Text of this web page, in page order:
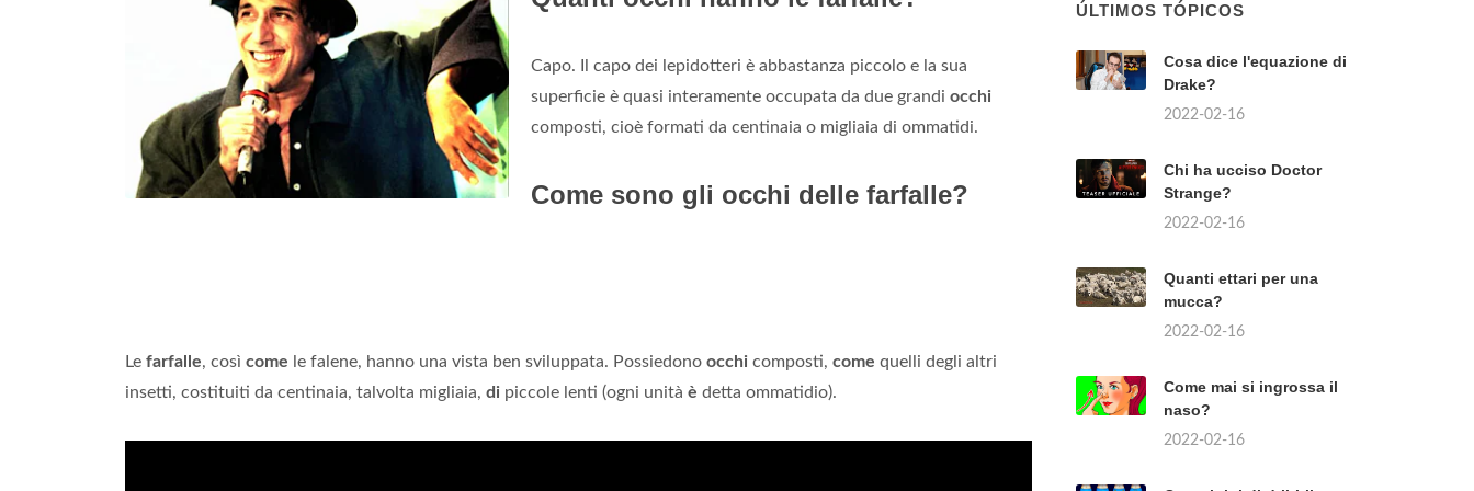
Capo. Il capo dei lepidotteri è abbastanza piccolo e la sua
superficie è quasi interamente occupata da due grandi occhi
composti, cioè formati da centinaia o migliaia di ommatidi.
Come sono gli occhi delle farfalle?
Le farfalle, così come le falene, hanno una vista ben sviluppata. Possiedono occhi composti, come quelli degli altri
insetti, costituiti da centinaia, talvolta migliaia, di piccole lenti (ogni unità è detta ommatidio).
ÚLTIMOS TÓPICOS
Cosa dice l'equazione di
Drake?
2022-02-16
Chi ha ucciso Doctor
Strange?
2022-02-16
Quanti ettari per una
mucca?
2022-02-16
Come mai si ingrossa il
naso?
2022-02-16